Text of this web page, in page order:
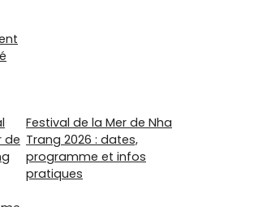
Festival de la Mer de Nha
Trang 2026 : dates,
programme et infos
pratiques